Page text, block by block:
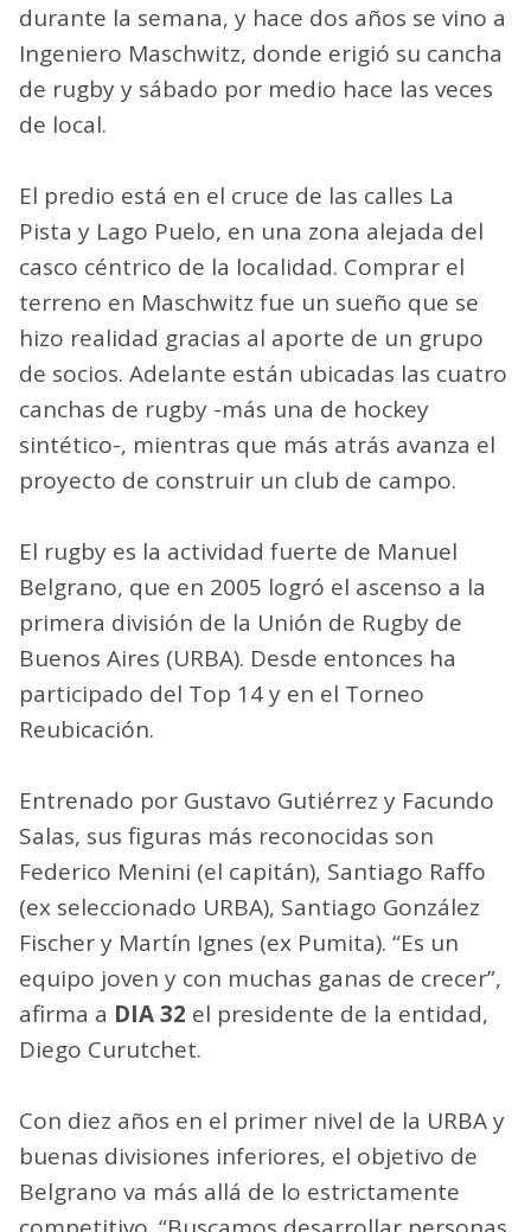
durante la semana, y hace dos años se vino a
Ingeniero Maschwitz, donde erigió su cancha
de rugby y sábado por medio hace las veces
de local.
El predio está en el cruce de las calles La
Pista y Lago Puelo, en una zona alejada del
casco céntrico de la localidad. Comprar el
terreno en Maschwitz fue un sueño que se
hizo realidad gracias al aporte de un grupo
de socios. Adelante están ubicadas las cuatro
canchas de rugby -más una de hockey
sintético-, mientras que más atrás avanza el
proyecto de construir un club de campo.
El rugby es la actividad fuerte de Manuel
Belgrano, que en 2005 logró el ascenso a la
primera división de la Unión de Rugby de
Buenos Aires (URBA). Desde entonces ha
participado del Top 14 y en el Torneo
Reubicación.
Entrenado por Gustavo Gutiérrez y Facundo
Salas, sus figuras más reconocidas son
Federico Menini (el capitán), Santiago Raffo
(ex seleccionado URBA), Santiago González
Fischer y Martín Ignes (ex Pumita). “Es un
equipo joven y con muchas ganas de crecer”,
afirma a DIA 32 el presidente de la entidad,
Diego Curutchet.
Con diez años en el primer nivel de la URBA y
buenas divisiones inferiores, el objetivo de
Belgrano va más allá de lo estrictamente